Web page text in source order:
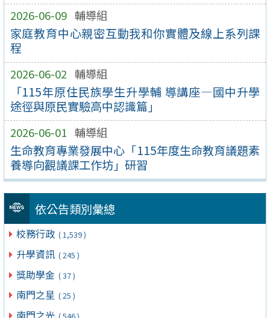
2026-06-09 輔導組
家庭教育中心親密互動我和你實體及線上系列課
程
2026-06-02 輔導組
「115年原住民族學生升學輔 導講座—國中升學
途徑與原民實驗高中認識篇」
2026-06-01 輔導組
生命教育專業發展中心「115年度生命教育議題素
養導向觀議課工作坊」研習
依公告類別彙總
校務行政 ( 1,539 )
升學資訊 ( 245 )
獎助學金 ( 37 )
南門之星 ( 25 )
南門之光